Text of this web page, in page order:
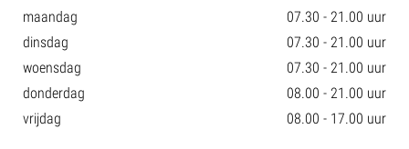
maandag
07.30 - 21.00 uur
dinsdag
07.30 - 21.00 uur
woensdag
07.30 - 21.00 uur
donderdag
08.00 - 21.00 uur
vrijdag
08.00 - 17.00 uur